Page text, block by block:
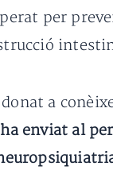
per
donat a
enviat al